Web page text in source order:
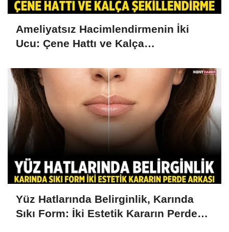
Ameliyatsız Hacimlendirmenin İki
Ucu: Çene Hattı ve Kalça
Yüz Hatlarında Belirginlik, Karında
Sıkı Form: İki Estetik Kararın Perde